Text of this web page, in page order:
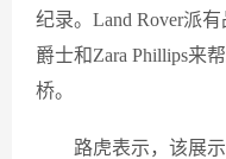
纪录。Land Rover派
爵士和Zara Phillips来
桥。
路虎表示，该展